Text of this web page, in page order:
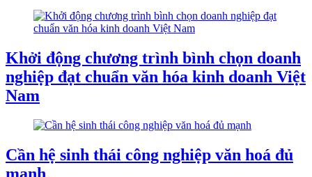
Khởi động chương trình bình chọn doanh
nghiệp đạt chuẩn văn hóa kinh doanh Việt
Nam
Cần hệ sinh thái công nghiệp văn hoá đủ